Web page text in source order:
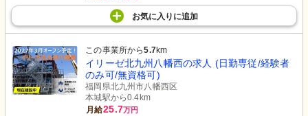
お気に入り に追加
この事業所から5.7km
イリーゼ北九州八幡西の求人 (日勤専従/経験者
のみ可/無資格可)
福岡県北九州市八幡西区
本城駅から0.4km
月給25.7万円